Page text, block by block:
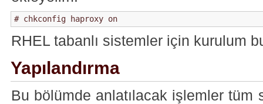
# chkconfig haproxy on
RHEL tabanlı sistemler için kurulum
Yapılandırma
Bu bölümde anlatılacak işlemler tüm